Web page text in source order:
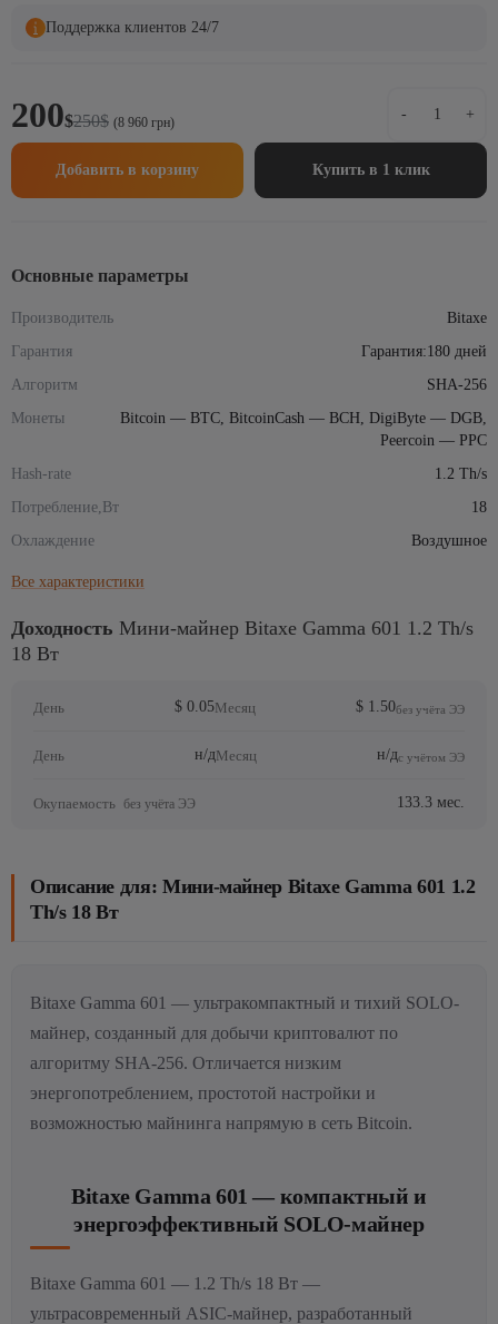
Поддержка клиентов 24/7
250$
Первоначальная
цена
составляла
200$
Текущая
цена:
200$.
(8 960 грн) -
товара
Мини-
майнер
+
Добавить в корзину Купить в 1 клик
Основные параметры
Производитель
Bitaxe
Гарантия
Гарантия:180 дней
Алгоритм
SHA-256
Монеты
Bitcoin — BTC, BitcoinCash — BCH, DigiByte — DGB,
Peercoin — PPC
Hash-rate
1.2 Th/s
Потребление,Вт
18
Охлаждение
Воздушное
Все характеристики
Доходность Мини-майнер Bitaxe Gamma 601 1.2 Th/s
18 Вт
День $ 0.05Месяц $ 1.50без учёта ЭЭ
День н/дМесяц н/дс учётом ЭЭ
Окупаемость без учёта ЭЭ 133.3 мес.
Описание для: Мини-майнер Bitaxe Gamma 601 1.2
Th/s 18 Вт
Bitaxe Gamma 601 — ультракомпактный и тихий SOLO-
майнер, созданный для добычи криптовалют по
алгоритму SHA-256. Отличается низким
энергопотреблением, простотой настройки и
возможностью майнинга напрямую в сеть Bitcoin.
Bitaxe Gamma 601 — компактный и
энергоэффективный SOLO-майнер
Bitaxe Gamma 601 — 1.2 Th/s 18 Вт —
ультрасовременный ASIC-майнер, разработанный